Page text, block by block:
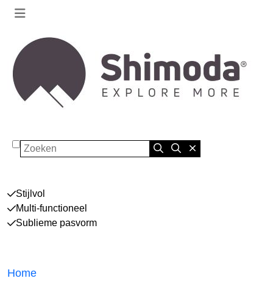
Zoeken
Stijlvol
Multi-functioneel
Sublieme pasvorm
Home